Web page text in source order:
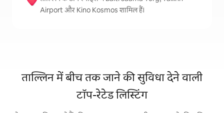
Airport और Kino Kosmos शामिल हैं।
ताल्लिन में बीच तक जाने की सुविधा देने वाली
टॉप-रेटेड लिस्टिंग